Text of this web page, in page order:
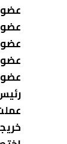
عضو
عضو
عضو
عضو
عضو